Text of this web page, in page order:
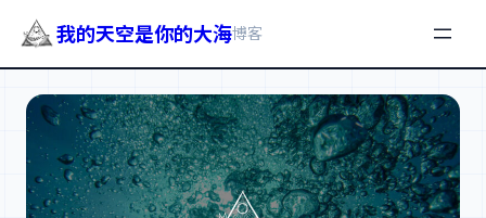
我的天空是你的大海博客